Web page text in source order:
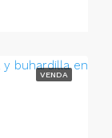
VENDA